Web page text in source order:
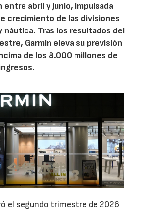
abril y junio, impulsada
crecimiento de las divisiones
náutica. Tras los resultados del
Garmin eleva su previsión
de los 8.000 millones de
el segundo trimestre de 2026